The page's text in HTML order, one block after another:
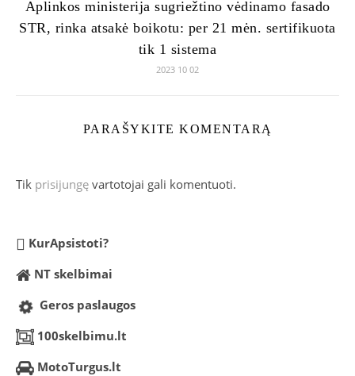
Aplinkos ministerija sugriežtino vėdinamo fasado
STR, rinka atsakė boikotu: per 21 mėn. sertifikuota
tik 1 sistema
2023 10 02
PARAŠYKITE KOMENTARĄ
Tik prisijungę vartotojai gali komentuoti.
KurApsistoti?
NT skelbimai
Geros paslaugos
100skelbimu.lt
MotoTurgus.lt